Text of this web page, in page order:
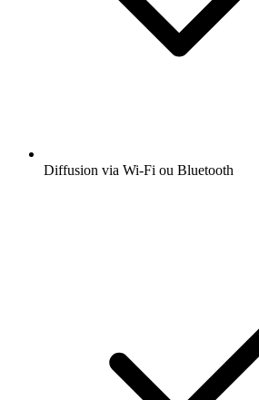
Diffusion via Wi-Fi ou Bluetooth